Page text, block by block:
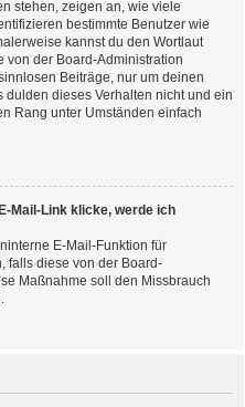
stehen, zeigen an, wie viele
bestimmte Benutzer wie
kannst du den Wortlaut
von der Board-Administration
Beiträge, nur um deinen
dieses Verhalten nicht und ein
Rang unter Umständen einfach
Mail-Link klicke, werde ich
E-Mail-Funktion für
falls diese von der Board-
Maßnahme soll den Missbrauch